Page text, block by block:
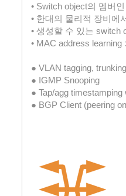
• Switch object의 멤버
• 한대의 물리적 장비에
• 생성할 수 있는 switch
• MAC address
● VLAN tagging,
● IGMP Snooping
● Tap/agg
● BGP Client (peering